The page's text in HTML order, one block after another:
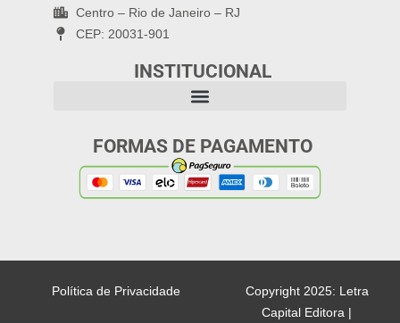
Centro – Rio de Janeiro – RJ
CEP: 20031-901
INSTITUCIONAL
FORMAS DE PAGAMENTO
Copyright 2025: Letra
Capital Editora |
Política de Privacidade